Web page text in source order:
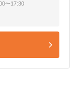
〜17:30